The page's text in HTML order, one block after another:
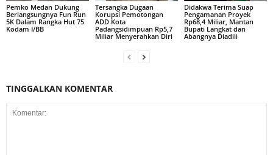
Pemko Medan Dukung
Berlangsungnya Fun Run
5K Dalam Rangka Hut 75
Kodam I/BB
Tersangka Dugaan
Korupsi Pemotongan
ADD Kota
Padangsidimpuan Rp5,7
Miliar Menyerahkan Diri
Didakwa Terima Suap
Pengamanan Proyek
Rp68,4 Miliar, Mantan
Bupati Langkat dan
Abangnya Diadili
TINGGALKAN KOMENTAR